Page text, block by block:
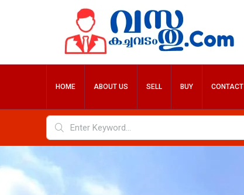
HOME ABOUT US SELL BUY CONTACT